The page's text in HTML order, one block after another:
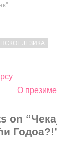
ЈЕЗИКА
О
on